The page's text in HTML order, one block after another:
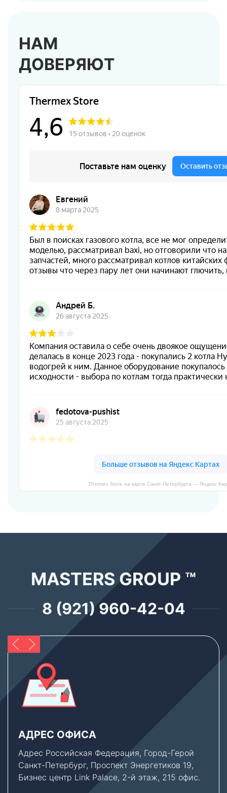
НАМ
ДОВЕРЯЮТ
Thermex Store на карте Санкт‑Петербурга — Яндекс
MASTERS GROUP ™
8 (921) 960-42-04
АДРЕС ОФИСА
Адрес Российская Федерация, Город-Герой
Санкт-Петербург, Проспект Энергетиков 19,
Бизнес центр Link Palace, 2-й этаж, 215 офис.